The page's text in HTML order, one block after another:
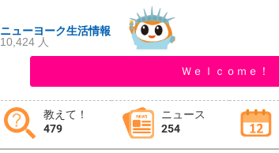
ニューヨーク生活情報
10,424 人
Ｗｅｌｃｏｍｅ！
教えて！
479
ニュース
254